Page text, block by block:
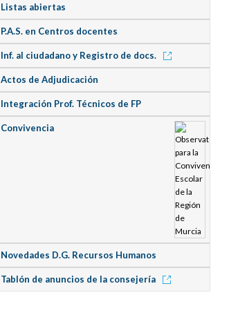
Listas abiertas
P.A.S. en Centros docentes
Inf. al ciudadano y Registro de docs.
Actos de Adjudicación
Integración Prof. Técnicos de FP
Convivencia
Novedades D.G. Recursos Humanos
Tablón de anuncios de la consejería